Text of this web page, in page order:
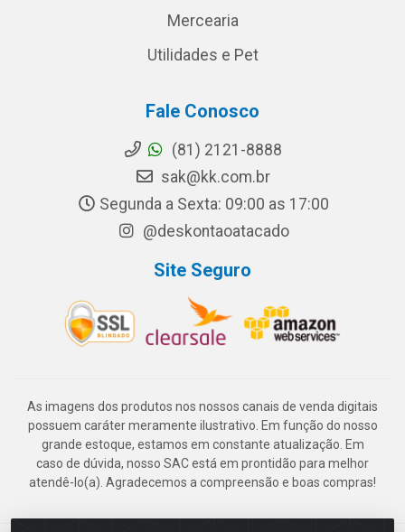
Mercearia
Utilidades e Pet
Fale Conosco
(81) 2121-8888
sak@kk.com.br
Segunda a Sexta: 09:00 as 17:00
@deskontaoatacado
Site Seguro
As imagens dos produtos nos nossos canais de venda digitais
possuem caráter meramente ilustrativo. Em função do nosso
grande estoque, estamos em constante atualização. Em
caso de dúvida, nosso SAC está em prontidão para melhor
atendê-lo(a). Agradecemos a compreensão e boas compras!